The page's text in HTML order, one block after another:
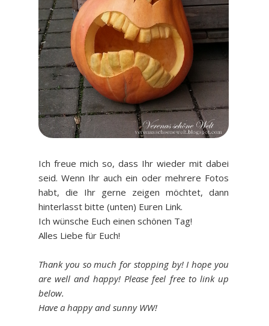
Ich freue mich so, dass Ihr wieder mit dabei
seid. Wenn Ihr auch ein oder mehrere Fotos
habt, die Ihr gerne zeigen möchtet, dann
hinterlasst bitte (unten) Euren Link.
Ich wünsche Euch einen schönen Tag!
Alles Liebe für Euch!
Thank you so much for stopping by! I hope you
are well and happy! Please feel free to link up
below.
Have a happy and sunny WW!